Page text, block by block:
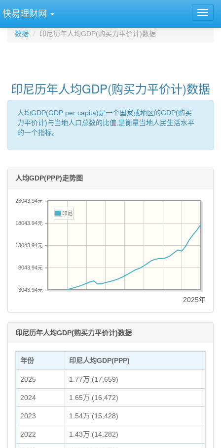
快易理财网
数据 印尼历年人均GDP(购买力平价计)数据
印尼历年人均GDP(购买力平价计)数据
人均GDP(GDP per capita)是一个国家或地区的GDP(购买
力平价计)与当地人口总数的比值,是衡量当地人民生活水平
的一个指标。
人均GDP(PPP)走势图
3043.94元
8043.94元
13043.94元
18043.94元
23043.94元
印尼
2025年
印尼历年人均GDP(购买力平价计)数据
年份 印尼人均GDP(PPP)
2025 1.77万 (17,659)
2024 1.65万 (16,472)
2023 1.54万 (15,428)
2022 1.43万 (14,282)